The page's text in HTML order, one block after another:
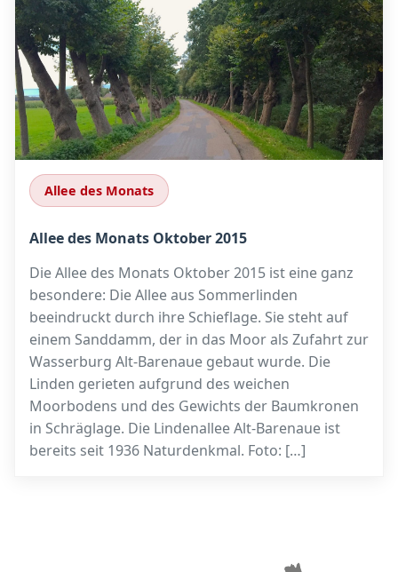
Allee des Monats
Allee des Monats Oktober 2015
Die Allee des Monats Oktober 2015 ist eine ganz
besondere: Die Allee aus Sommerlinden
beeindruckt durch ihre Schieflage. Sie steht auf
einem Sanddamm, der in das Moor als Zufahrt zur
Wasserburg Alt-Barenaue gebaut wurde. Die
Linden gerieten aufgrund des weichen
Moorbodens und des Gewichts der Baumkronen
in Schräglage. Die Lindenallee Alt-Barenaue ist
bereits seit 1936 Naturdenkmal. Foto: […]